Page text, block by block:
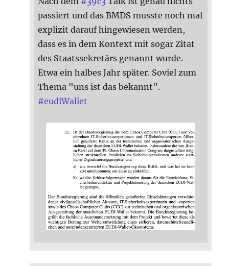
passiert und das BMDS musste noch mal
explizit darauf hingewiesen werden,
dass es in dem Kontext mit sogar Zitat
des Staatssekretärs genannt wurde.
Etwa ein halbes Jahr später. Soviel zum
Thema "uns ist das bekannt".
#eudiWallet